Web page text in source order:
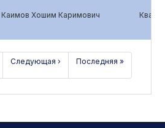
Каимов Хошим Каримович
Следующая › Последняя »